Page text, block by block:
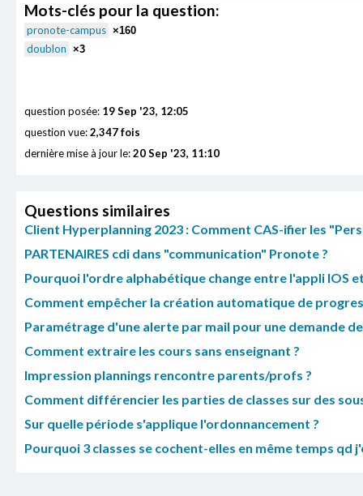
Mots-clés pour la question:
pronote-campus ×160
doublon ×3
question posée: 19 Sep '23, 12:05
question vue:2,347 fois
dernière mise à jour le:20 Sep '23, 11:10
Questions similaires
Client Hyperplanning 2023 : Comment CAS-ifier les
PARTENAIRES cdi dans "communication" Pronote ?
Pourquoi l'ordre alphabétique change entre l'appli IOS
Comment empêcher la création automatique de
Paramétrage d'une alerte par mail pour une demande
Comment extraire les cours sans enseignant ?
Impression plannings rencontre parents/profs ?
Comment différencier les parties de classes sur des
Sur quelle période s'applique l'ordonnancement ?
Pourquoi 3 classes se cochent-elles en même temps qd